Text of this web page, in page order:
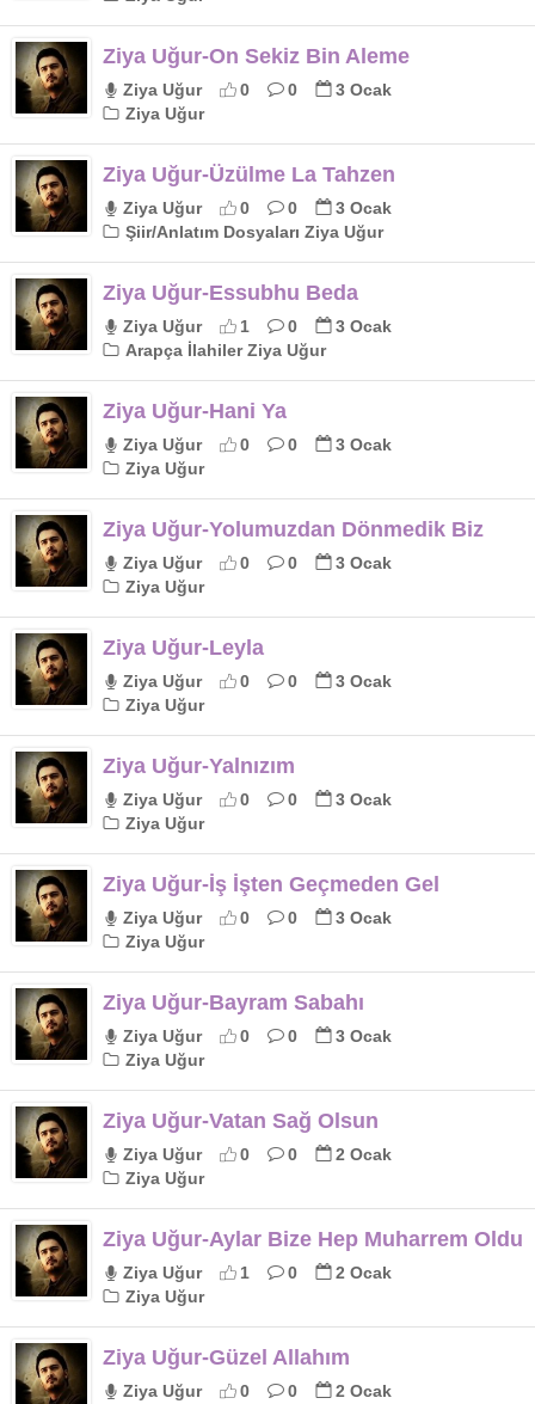
Ziya Uğur-On Sekiz Bin Aleme
Ziya Uğur 0 0
3 Ocak
Ziya Uğur
Ziya Uğur-Üzülme La Tahzen
Ziya Uğur 0 0
3 Ocak
Şiir/Anlatım Dosyaları Ziya Uğur
Ziya Uğur-Essubhu Beda
Ziya Uğur 1 0
3 Ocak
Arapça İlahiler Ziya Uğur
Ziya Uğur-Hani Ya
Ziya Uğur 0 0
3 Ocak
Ziya Uğur
Ziya Uğur-Yolumuzdan Dönmedik Biz
Ziya Uğur 0 0
3 Ocak
Ziya Uğur
Ziya Uğur-Leyla
Ziya Uğur 0 0
3 Ocak
Ziya Uğur
Ziya Uğur-Yalnızım
Ziya Uğur 0 0
3 Ocak
Ziya Uğur
Ziya Uğur-İş İşten Geçmeden Gel
Ziya Uğur 0 0
3 Ocak
Ziya Uğur
Ziya Uğur-Bayram Sabahı
Ziya Uğur 0 0
3 Ocak
Ziya Uğur
Ziya Uğur-Vatan Sağ Olsun
Ziya Uğur 0 0
2 Ocak
Ziya Uğur
Ziya Uğur-Aylar Bize Hep Muharrem Oldu
Ziya Uğur 1 0
2 Ocak
Ziya Uğur
Ziya Uğur-Güzel Allahım
Ziya Uğur 0 0
2 Ocak